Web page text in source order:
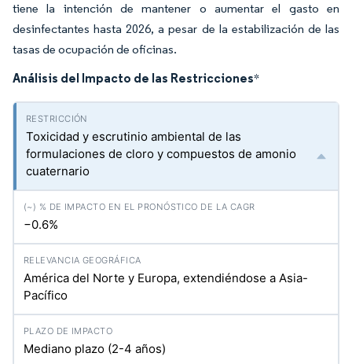
tiene la intención de mantener o aumentar el gasto en
desinfectantes hasta 2026, a pesar de la estabilización de las
tasas de ocupación de oficinas.
Análisis del Impacto de las Restricciones*
Toxicidad y escrutinio ambiental de las
formulaciones de cloro y compuestos de amonio
cuaternario
−0.6%
América del Norte y Europa, extendiéndose a Asia-
Pacífico
Mediano plazo (2-4 años)